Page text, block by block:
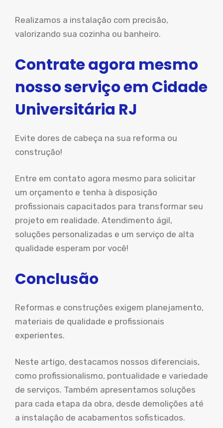
Realizamos a instalação com precisão,
valorizando sua cozinha ou banheiro.
Contrate agora mesmo
nosso serviço em Cidade
Universitária RJ
Evite dores de cabeça na sua reforma ou
construção!
Entre em contato agora mesmo para solicitar
um orçamento e tenha à disposição
profissionais capacitados para transformar seu
projeto em realidade. Atendimento ágil,
soluções personalizadas e um serviço de alta
qualidade esperam por você!
Conclusão
Reformas e construções exigem planejamento,
materiais de qualidade e profissionais
experientes.
Neste artigo, destacamos nossos diferenciais,
como profissionalismo, pontualidade e variedade
de serviços. Também apresentamos soluções
para cada etapa da obra, desde demolições até
a instalação de acabamentos sofisticados.